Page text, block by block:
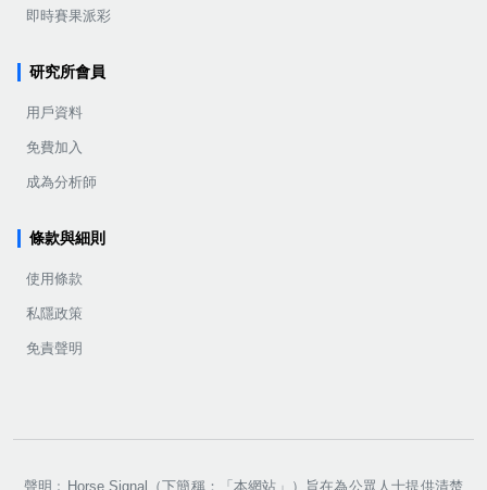
即時賽果派彩
研究所會員
用戶資料
免費加入
成為分析師
條款與細則
使用條款
私隱政策
免責聲明
聲明﹕Horse Signal（下簡稱：「本網站」）旨在為公眾人士提供清楚